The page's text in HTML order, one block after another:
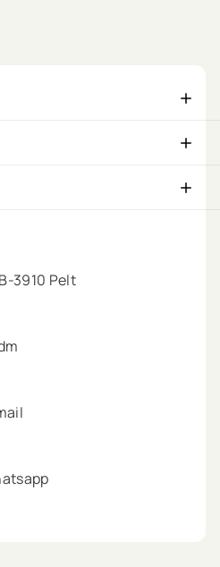
3910 Pelt